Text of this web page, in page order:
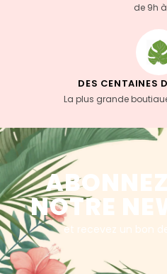
de 9h à
DES CENTAINES
La plus grande
NOTRE
et recevez un bon